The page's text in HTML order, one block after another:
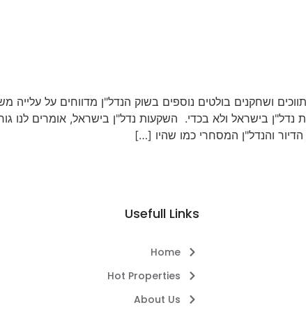
ושחקנים בולטים נוספים בשוק הנדל"ן מדווחים על
נדל"ן בישראל ולא בכדי. השקעות נדל"ן בישראל, אומרים לנו
והנדל"ן המסחרי כמו שהיו […]
Usefull Links
Home
Hot Properties
About Us